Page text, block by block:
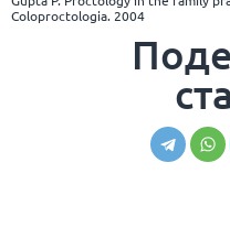
Coloproctologia. 2004